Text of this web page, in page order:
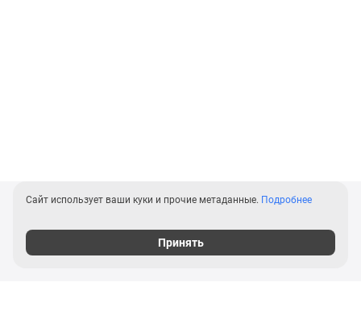
Сайт использует ваши куки и прочие метаданные. Подробнее
Принять